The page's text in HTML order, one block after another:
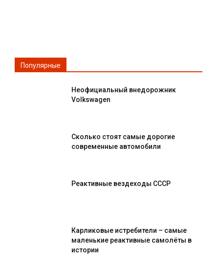
Популярные
Неофициальный внедорожник
Volkswagen
Сколько стоят самые дорогие
современные автомобили
Реактивные вездеходы СССР
Карликовые истребители – самые
маленькие реактивные самолёты в
истории